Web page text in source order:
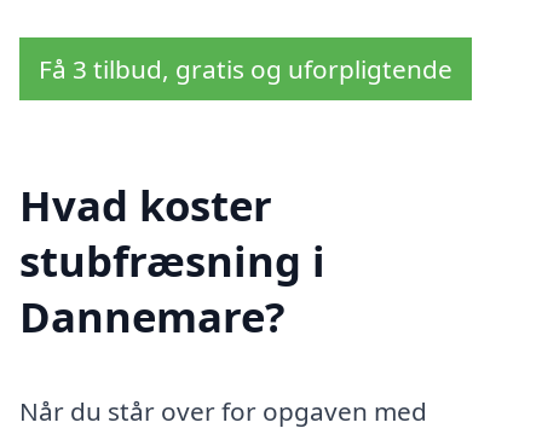
Få 3 tilbud, gratis og uforpligtende
Hvad koster
stubfræsning i
Dannemare?
Når du står over for opgaven med